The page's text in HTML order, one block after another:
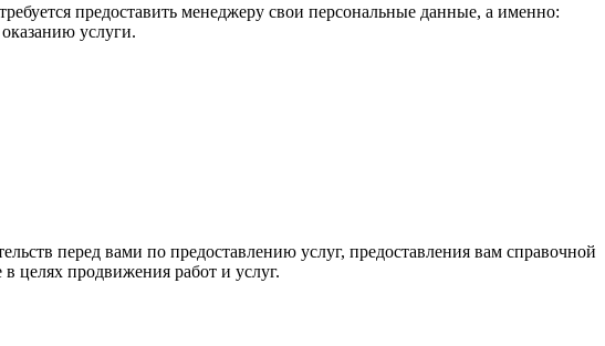
предоставить менеджеру свои персональные данные, а именно:
услуги.
перед вами по предоставлению услуг, предоставления вам справочной
целях продвижения работ и услуг.